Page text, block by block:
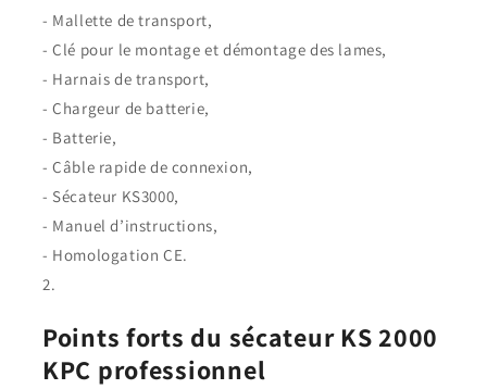
- Mallette de transport,
- Clé pour le montage et démontage des lames,
- Harnais de transport,
- Chargeur de batterie,
- Batterie,
- Câble rapide de connexion,
- Sécateur KS3000,
- Manuel d’instructions,
- Homologation CE.
Points forts du sécateur KS 2000
KPC professionnel